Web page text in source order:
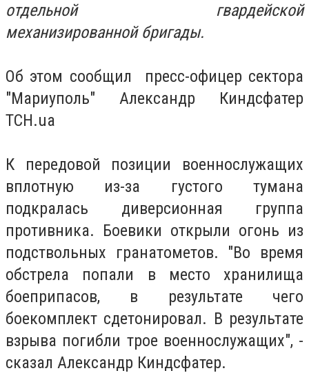
отдельной гвардейской
механизированной бригады.
Об этом сообщил пресс-офицер сектора
"Мариуполь" Александр Киндсфатер
ТСН.ua
К передовой позиции военнослужащих
вплотную из-за густого тумана
подкралась диверсионная группа
противника. Боевики открыли огонь из
подствольных гранатометов. "Во время
обстрела попали в место хранилища
боеприпасов, в результате чего
боекомплект сдетонировал. В результате
взрыва погибли трое военнослужащих", -
сказал Александр Киндсфатер.